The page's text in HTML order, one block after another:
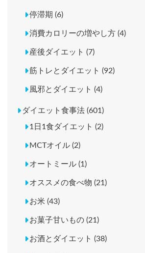
停滞期 (6)
消費カロリーの増やし方 (4)
産後ダイエット (7)
筋トレとダイエット (92)
風邪とダイエット (4)
ダイエット食事法 (601)
1日1食ダイエット (2)
MCTオイル (2)
オートミール (1)
オススメの食べ物 (21)
お米 (43)
お菓子甘いもの (21)
お酒とダイエット (38)